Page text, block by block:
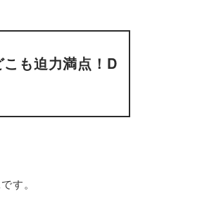
も迫力満点！D
す。